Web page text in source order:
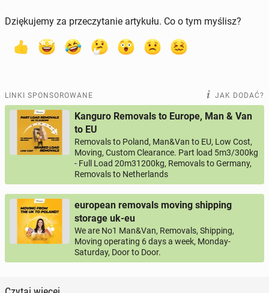
Dziękujemy za przeczytanie artykułu. Co o tym myślisz?
LINKI SPONSOROWANE JAK DODAĆ?
Kanguro Removals to Europe, Man & Van
to EU
Removals to Poland, Man&Van to EU, Low Cost,
Moving, Custom Clearance. Part load 5m3/300kg
- Full Load 20m31200kg, Removals to Germany,
Removals to Netherlands
european removals moving shipping
storage uk-eu
We are No1 Man&Van, Removals, Shipping,
Moving operating 6 days a week, Monday-
Saturday, Door to Door.